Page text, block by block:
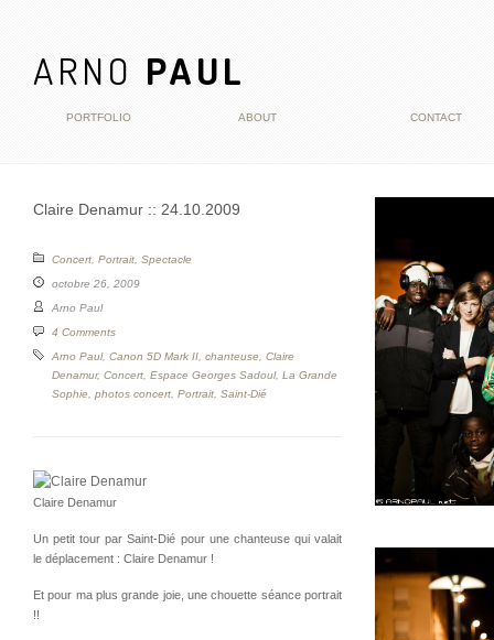
ARNO PAUL
PORTFOLIO ABOUT CONTACT
Claire Denamur :: 24.10.2009
Concert Portrait Spectacle
octobre 26, 2009
Arno Paul
4 Comments
Arno Paul, Canon 5D Mark II chanteuse
Claire
Denamur, Concert Espace Georges Sadoul, La Grande
Sophie
photos concert Portrait Saint-Dié
Claire Denamur
Un petit tour par Saint-Dié pour une chanteuse qui valait
le déplacement : Claire Denamur !
Et pour ma plus grande joie, une chouette séance portrait
!!